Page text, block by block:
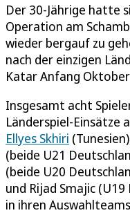
Der 30-Jährige hatte
Operation am
wieder bergauf zu
nach der einzigen
Katar Anfang
Insgesamt acht
Länderspiel-Einsätze
Ellyes Skhiri
(beide U21
(beide U20
und Rijad Smajic
in ihren